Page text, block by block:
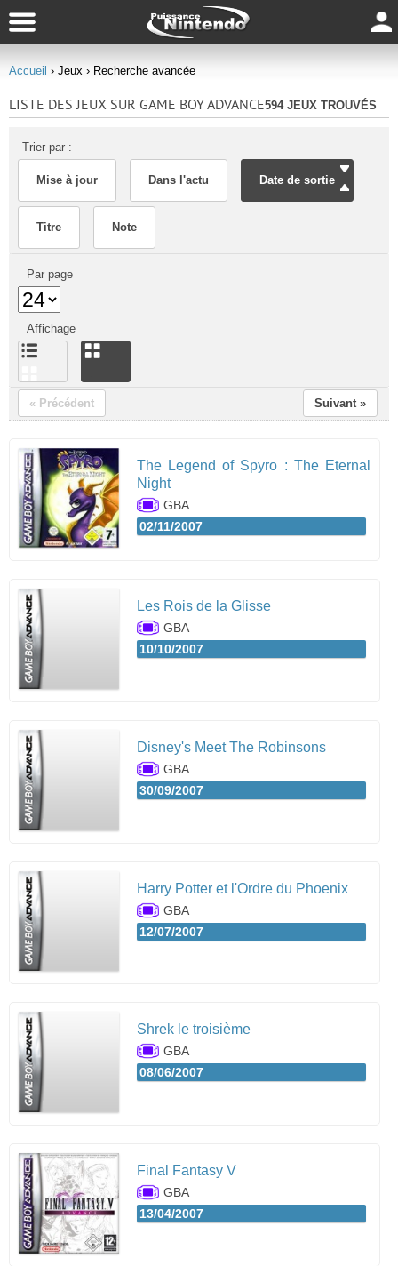
Accueil › Jeux › Recherche avancée
LISTE DES JEUX SUR GAME BOY ADVANCE594 JEUX TROUVÉS
Trier par :
Mise à jour Dans l'actu Date de sortie
Titre Note
Par page
Affichage
« Précédent Suivant »
The Legend of Spyro : The Eternal
Night
GBA
02/11/2007
Les Rois de la Glisse
GBA
10/10/2007
Disney's Meet The Robinsons
GBA
30/09/2007
Harry Potter et l'Ordre du Phoenix
GBA
12/07/2007
Shrek le troisième
GBA
08/06/2007
Final Fantasy V
GBA
13/04/2007